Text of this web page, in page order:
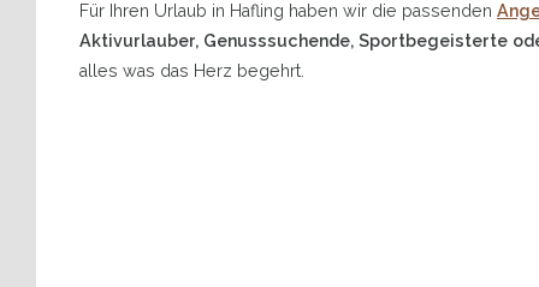
Für Ihren Urlaub in Hafling haben wir die passenden
Aktivurlauber, Genusssuchende, Sportbegeisterte
alles was das Herz begehrt.